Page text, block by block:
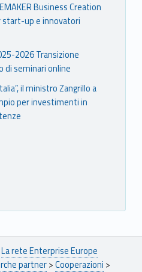
Business Creation
start-up e innovatori
2026 Transizione
di seminari online
il ministro Zangrillo a
per investimenti in
La rete Enterprise Europe
partner>Cooperazioni >